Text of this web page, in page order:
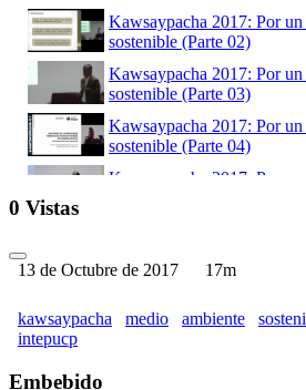
Kawsaypacha 2017: Por
sostenible (Parte 02)
Kawsaypacha 2017: Por
sostenible (Parte 03)
Kawsaypacha 2017: Por
sostenible (Parte 04)
Kawsaypacha 2017: Por un
Kawsaypacha 2017: Por un
Kawsaypacha 2017: Por
0 Vistas
13 de Octubre de 2017 17m
kawsaypacha medio ambiente
intepucp
Embebido